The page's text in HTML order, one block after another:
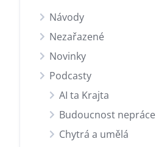
Návody
Nezařazené
Novinky
Podcasty
AI ta Krajta
Budoucnost nepráce
Chytrá a umělá